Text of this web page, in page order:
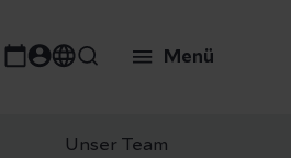
Menü
Unser Team